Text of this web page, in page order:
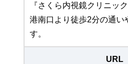
『さくら内視鏡クリニッ
港南口より徒歩2分の通い
す。
URL